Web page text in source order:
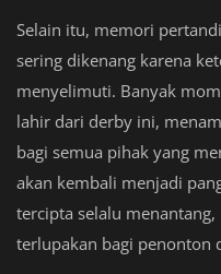
Selain itu, memori
sering dikenang karena
menyelimuti. Banyak
lahir dari derby ini,
bagi semua pihak yang
akan kembali menjadi
tercipta selalu
terlupakan bagi penonton